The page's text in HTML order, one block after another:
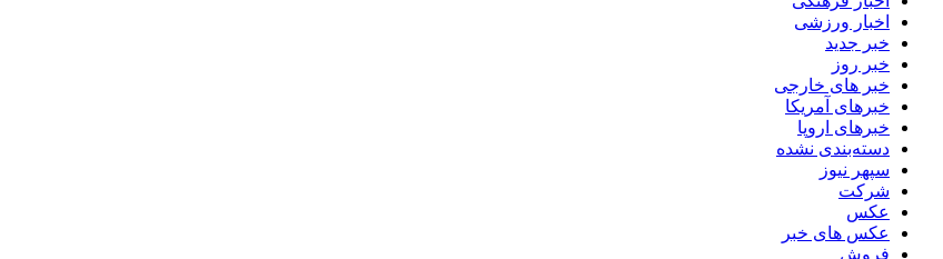
اخبار ورزشی
خبر جدید
خبر روز
خبر های خارجی
خبرهای آمریکا
خبرهای اروپا
دسته‌بندی نشده
سپهر نیوز
شرکت
عکس
عکس های خبر
فروش